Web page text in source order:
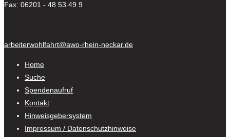
Fax: 06201 - 48 53 49 9
arbeiterwohlfahrt@awo-rhein-neckar.de
Home
Suche
Spendenaufruf
Kontakt
Hinweisgebersystem
Impressum / Datenschutzhinweise